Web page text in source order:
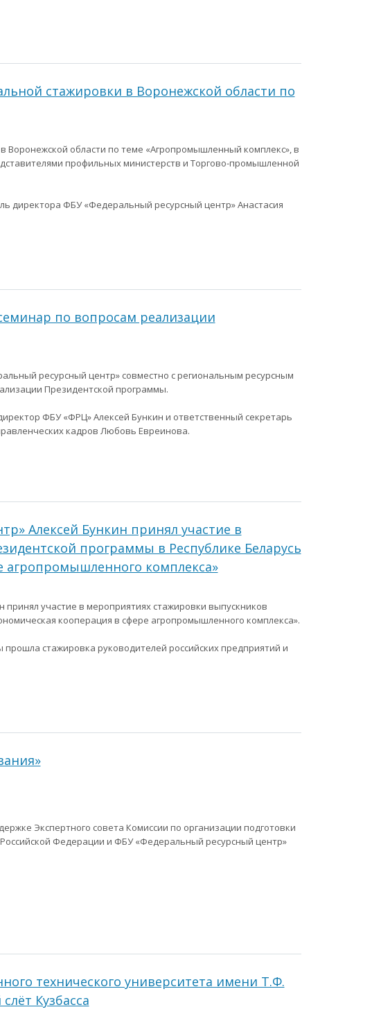
стажировки в Воронежской области по
Воронежской области по теме «Агропромышленный комплекс», в
профильных министерств и Торгово-промышленной
директора ФБУ «Федеральный ресурсный центр» Анастасия
по вопросам реализации
ресурсный центр» совместно с региональным ресурсным
Президентской программы.
ФБУ «ФРЦ» Алексей Бункин и ответственный секретарь
кадров Любовь Евреинова.
Алексей Бункин принял участие в
программы в Республике Беларусь
агропромышленного комплекса»
участие в мероприятиях стажировки выпускников
кооперация в сфере агропромышленного комплекса».
стажировка руководителей российских предприятий и
Экспертного совета Комиссии по организации подготовки
Федерации и ФБУ «Федеральный ресурсный центр»
технического университета имени Т.Ф.
Кузбасса